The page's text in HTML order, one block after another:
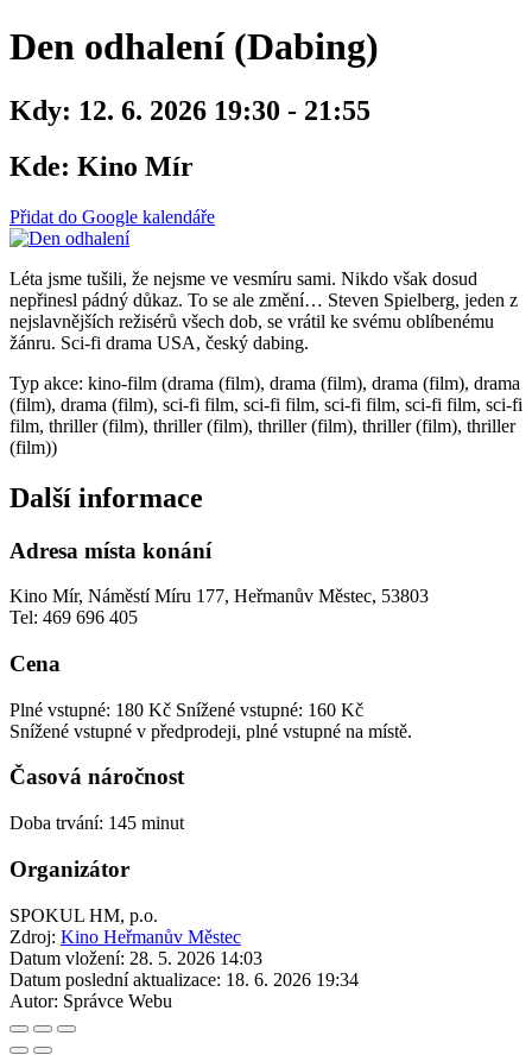
Den odhalení (Dabing)
Kdy: 12. 6. 2026 19:30 - 21:55
Kde: Kino Mír
Přidat do Google kalendáře
Léta jsme tušili, že nejsme ve vesmíru sami. Nikdo však dosud
nepřinesl pádný důkaz. To se ale změní… Steven Spielberg, jeden z
nejslavnějších režisérů všech dob, se vrátil ke svému oblíbenému
žánru. Sci-fi drama USA, český dabing.
Typ akce: kino-film (drama (film), drama (film), drama (film), drama
(film), drama (film), sci-fi film, sci-fi film, sci-fi film, sci-fi film, sci-fi
film, thriller (film), thriller (film), thriller (film), thriller (film), thriller
(film))
Další informace
Adresa místa konání
Kino Mír, Náměstí Míru 177, Heřmanův Městec, 53803
Tel: 469 696 405
Cena
Plné vstupné: 180 Kč Snížené vstupné: 160 Kč
Snížené vstupné v předprodeji, plné vstupné na místě.
Časová náročnost
Doba trvání: 145 minut
Organizátor
SPOKUL HM, p.o.
Zdroj: Kino Heřmanův Městec
Datum vložení: 28. 5. 2026 14:03
Datum poslední aktualizace: 18. 6. 2026 19:34
Autor: Správce Webu